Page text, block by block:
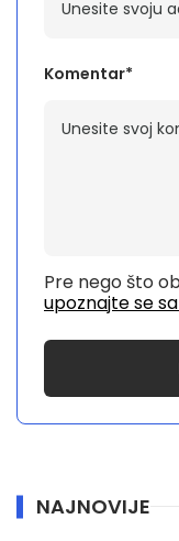
Komentar*
Pre nego što
upoznajte se
NAJNOVIJE